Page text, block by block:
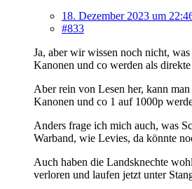
18. Dezember 2023 um
#833
Ja, aber wir wissen noch nicht,
Kanonen und co werden als
Aber rein von Lesen her, kann
Kanonen und co 1 auf 1000p
Anders frage ich mich auch, was
Warband, wie Levies, da könnte
Auch haben die Landsknechte
verloren und laufen jetzt unter